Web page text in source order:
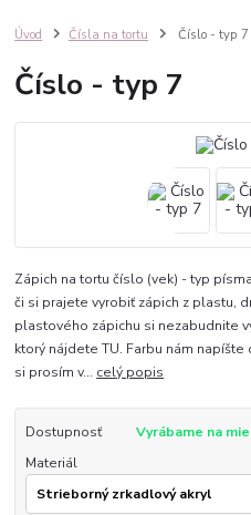
Úvod Čísla na tortu Číslo - typ 7
Číslo - typ 7
Zápich na tortu číslo (vek) - typ
či si prajete vyrobiť zápich z plastu,
plastového zápichu si nezabudnite
ktorý nájdete TU. Farbu nám
si prosím v... celý popis
Dostupnosť
Vyrábame na
Materiál